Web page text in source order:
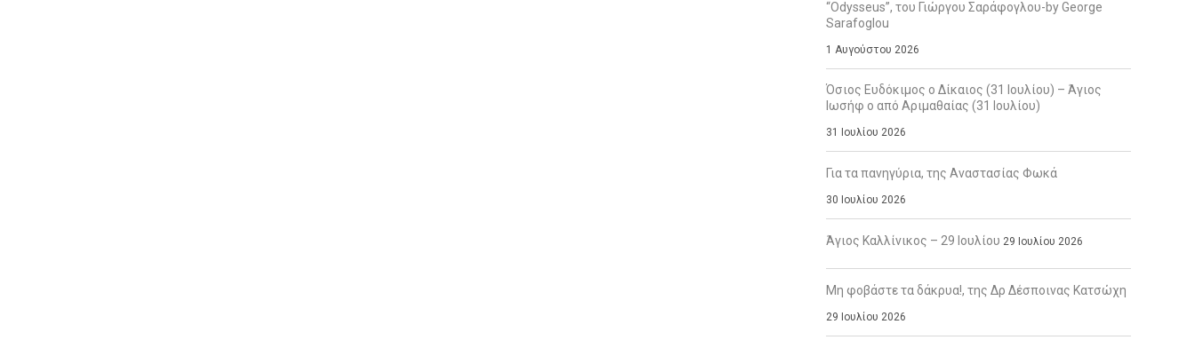
“Odysseus”, του Γιώργου Σαράφογλου-by George
Sarafoglou
1 Αυγούστου 2026
Όσιος Ευδόκιμος ο Δίκαιος (31 Ιουλίου) – Άγιος
Ιωσήφ ο από Αριμαθαίας (31 Ιουλίου)
31 Ιουλίου 2026
Για τα πανηγύρια, της Αναστασίας Φωκά
30 Ιουλίου 2026
Άγιος Καλλίνικος – 29 Ιουλίου 29 Ιουλίου 2026
Μη φοβάστε τα δάκρυα!, της Δρ Δέσποινας Κατσώχη
29 Ιουλίου 2026